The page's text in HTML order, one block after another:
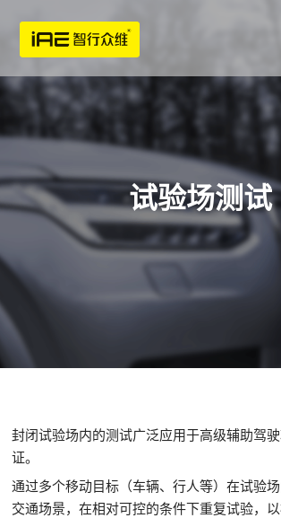
试验场测试
封闭试验场内的测试广泛应用于高级辅助驾
证。
通过多个移动目标（车辆、行人等）在试验
交通场景，在相对可控的条件下重复试验，